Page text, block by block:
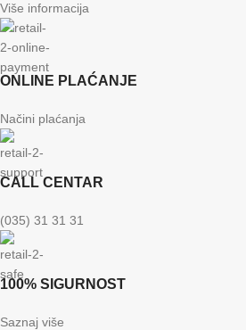
Više informacija
ONLINE PLAĆANJE
Načini plaćanja
CALL CENTAR
(035) 31 31 31
100% SIGURNOST
Saznaj više